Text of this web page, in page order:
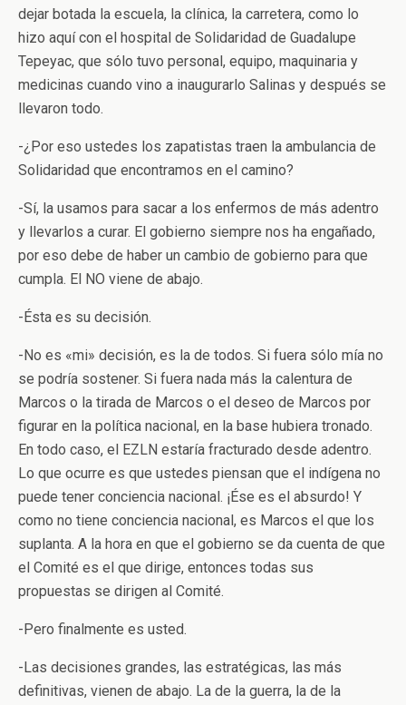
dejar botada la escuela, la clínica, la carretera, como lo
hizo aquí con el hospital de Solidaridad de Guadalupe
Tepeyac, que sólo tuvo personal, equipo, maquinaria y
medicinas cuando vino a inaugurarlo Salinas y después se
llevaron todo.
-¿Por eso ustedes los zapatistas traen la ambulancia de
Solidaridad que encontramos en el camino?
-Sí, la usamos para sacar a los enfermos de más adentro
y llevarlos a curar. El gobierno siempre nos ha engañado,
por eso debe de haber un cambio de gobierno para que
cumpla. El NO viene de abajo.
-Ésta es su decisión.
-No es «mi» decisión, es la de todos. Si fuera sólo mía no
se podría sostener. Si fuera nada más la calentura de
Marcos o la tirada de Marcos o el deseo de Marcos por
figurar en la política nacional, en la base hubiera tronado.
En todo caso, el EZLN estaría fracturado desde adentro.
Lo que ocurre es que ustedes piensan que el indígena no
puede tener conciencia nacional. ¡Ése es el absurdo! Y
como no tiene conciencia nacional, es Marcos el que los
suplanta. A la hora en que el gobierno se da cuenta de que
el Comité es el que dirige, entonces todas sus
propuestas se dirigen al Comité.
-Pero finalmente es usted.
-Las decisiones grandes, las estratégicas, las más
definitivas, vienen de abajo. La de la guerra, la de la